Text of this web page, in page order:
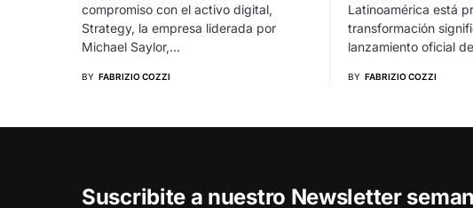
compromiso con el activo digital,
Strategy, la empresa liderada por
Michael Saylor,…
BY FABRIZIO COZZI
Latinoamérica está
transformación
lanzamiento oficial
BY FABRIZIO COZZI
Suscribite a nuestro Newsletter